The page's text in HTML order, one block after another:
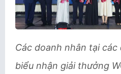
Các doanh nhân tại
biểu nhận giải thưởng